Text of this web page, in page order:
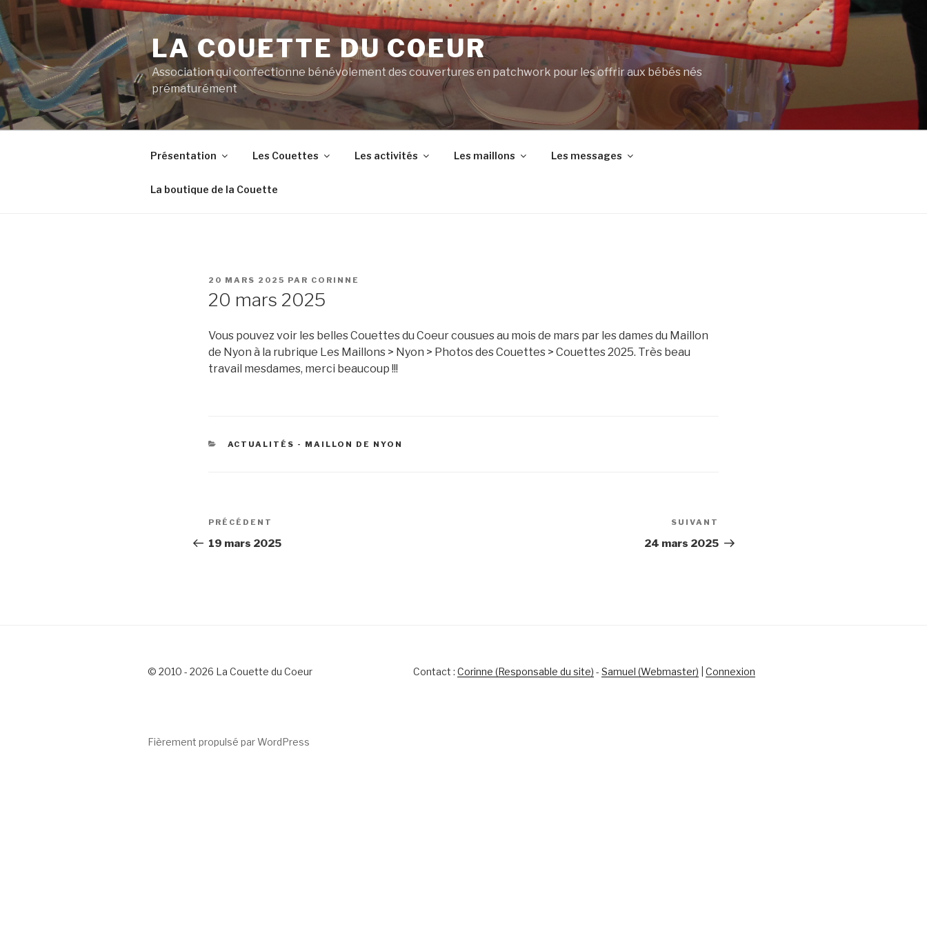
Aller
au
contenu
principal
LA COUETTE DU COEUR
Association qui confectionne bénévolement des couvertures en patchwork pour les offrir aux bébés nés
prématurément
Présentation Les Couettes Les activités Les maillons Les messages
La boutique de la Couette
PUBLIÉ
20 MARS 2025 PAR CORINNE
20 mars 2025
Vous pouvez voir les belles Couettes du Coeur cousues au mois de mars par les dames du Maillon
de Nyon à la rubrique Les Maillons > Nyon > Photos des Couettes > Couettes 2025. Très beau
travail mesdames, merci beaucoup !!!
CATÉGORIES
ACTUALITÉS - MAILLON DE NYON
Navigation
de
Article
précédent
PRÉCÉDENT
19 mars 2025
suivant
SUIVANT
24 mars 2025
© 2010 - 2026 La Couette du Coeur Contact : Corinne (Responsable du site) - Samuel (Webmaster) Connexion
Fièrement propulsé par WordPress